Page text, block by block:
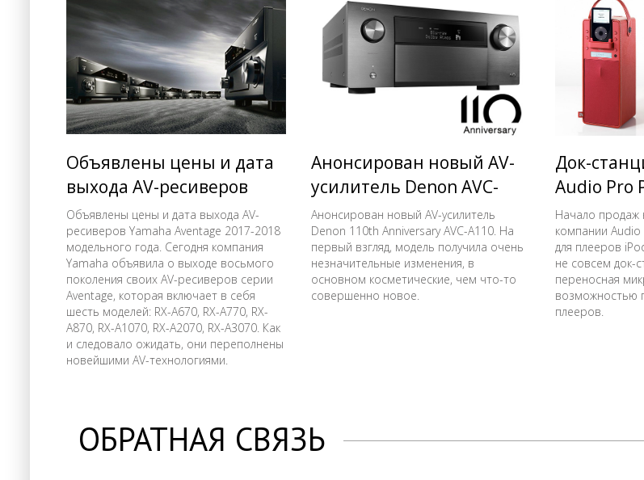
Объявлены цены и дата
выхода AV-ресиверов
Yamaha RX-A 70
Объявлены цены и дата выхода AV-
ресиверов Yamaha Aventage 2017-2018
модельного года. Сегодня компания
Yamaha объявила о выходе восьмого
поколения своих AV-ресиверов серии
Aventage, которая включает в себя
шесть моделей: RX-A670, RX-A770, RX-
A870, RX-A1070, RX-A2070, RX-A3070. Как
и следовало ожидать, они переполнены
новейшими AV-технологиями.
Анонсирован новый AV-
усилитель Denon AVC-
A110
Анонсирован новый AV-усилитель
Denon 110th Anniversary AVC-A110. На
первый взгляд, модель получила очень
незначительные изменения, в
основном косметические, чем что-то
совершенно новое.
Док-
Audio Pro
Начало продаж
компании Audio
для плееров
не совсем док-
переносная
возможностью
плееров.
ОБРАТНАЯ СВЯЗЬ